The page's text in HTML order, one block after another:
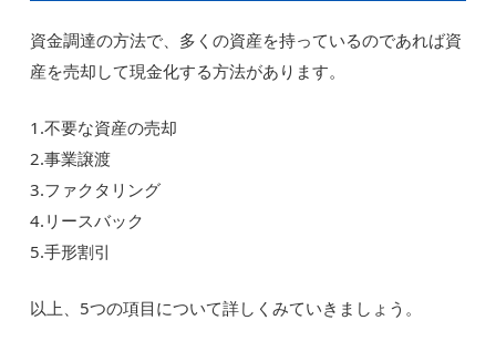
資金調達の方法で、多くの資産を持っているのであれば資
産を売却して現金化する方法があります。
1.不要な資産の売却
2.事業譲渡
3.ファクタリング
4.リースバック
5.手形割引
以上、5つの項目について詳しくみていきましょう。